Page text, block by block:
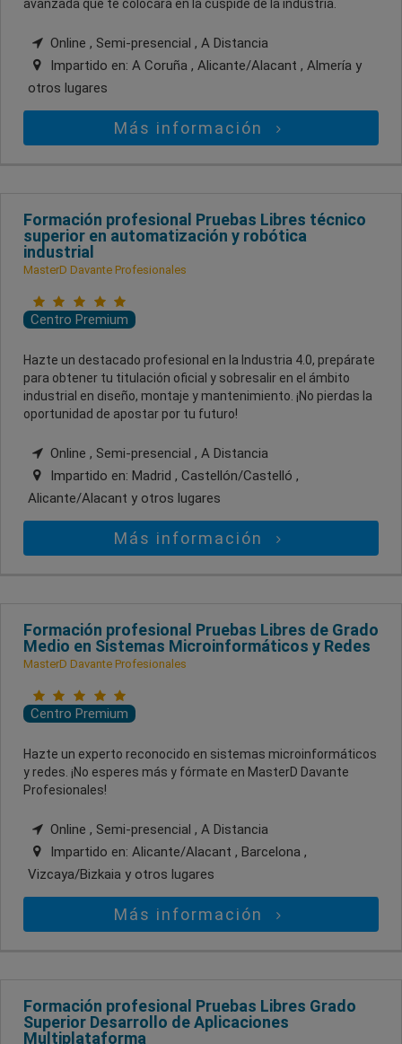
avanzada que te colocará en la cúspide de la industria.
Online , Semi-presencial , A Distancia
Impartido en: A Coruña , Alicante/Alacant , Almería y
otros lugares
Más información
Formación profesional Pruebas Libres técnico
superior en automatización y robótica
industrial
MasterD Davante Profesionales
Centro Premium
Hazte un destacado profesional en la Industria 4.0, prepárate
para obtener tu titulación oficial y sobresalir en el ámbito
industrial en diseño, montaje y mantenimiento. ¡No pierdas la
oportunidad de apostar por tu futuro!
Online , Semi-presencial , A Distancia
Impartido en: Madrid , Castellón/Castelló ,
Alicante/Alacant y otros lugares
Más información
Formación profesional Pruebas Libres de Grado
Medio en Sistemas Microinformáticos y Redes
MasterD Davante Profesionales
Centro Premium
Hazte un experto reconocido en sistemas microinformáticos
y redes. ¡No esperes más y fórmate en MasterD Davante
Profesionales!
Online , Semi-presencial , A Distancia
Impartido en: Alicante/Alacant , Barcelona ,
Vizcaya/Bizkaia y otros lugares
Más información
Formación profesional Pruebas Libres Grado
Superior Desarrollo de Aplicaciones
Multiplataforma